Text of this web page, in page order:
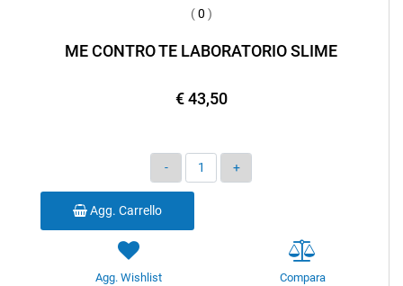
( 0 )
ME CONTRO TE LABORATORIO SLIME
€ 43,50
Quantità
Agg. Carrello
Agg. Wishlist Compara